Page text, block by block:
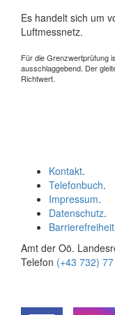
Es handelt sich um
Luftmessnetz.
Für die Grenzwertprüfung
ausschlaggebend. Der
Richtwert.
Kontakt.
Telefonbuch.
Impressum.
Datenschutz.
Barrierefreiheit
Amt der Oö.
Telefon (+43 732)